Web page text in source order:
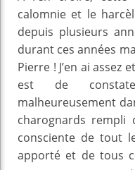
calomnie et le
depuis plusieurs
durant ces années
Pierre ! J’en ai assez
est de
malheureusement
charognards rempli
consciente de tout
apporté et de tous